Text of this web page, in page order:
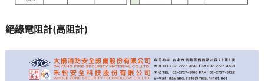
絕緣電阻計(高阻計)